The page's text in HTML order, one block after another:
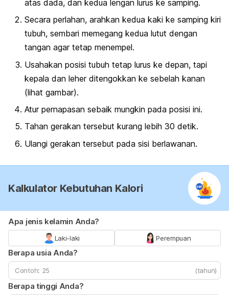
atas dada, dan kedua lengan lurus ke samping.
Secara perlahan, arahkan kedua kaki ke samping kiri
tubuh, sembari memegang kedua lutut dengan
tangan agar tetap menempel.
Usahakan posisi tubuh tetap lurus ke depan, tapi
kepala dan leher ditengokkan ke sebelah kanan
(lihat gambar).
Atur pernapasan sebaik mungkin pada posisi ini.
Tahan gerakan tersebut kurang lebih 30 detik.
Ulangi gerakan tersebut pada sisi berlawanan.
Kalkulator Kebutuhan Kalori
Apa jenis kelamin Anda?
Laki-laki Perempuan
Berapa usia Anda?
(tahun)
Berapa tinggi Anda?